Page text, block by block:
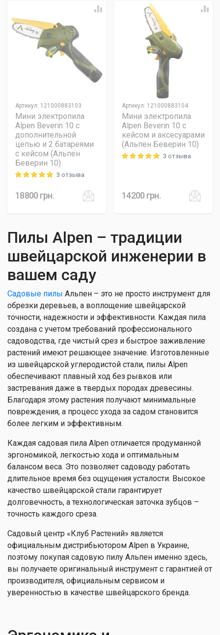
Артикул: 121000883103
Мини электропила
Alpen Beverin 10 с
дополнительной
цепью и 2 батареями
с кейсом (Альпен
Беверин 10)
Rating: 5 out of 53 отзыва
18800 грн.
Артикул: 121000883104
Мини электропила
Alpen Beverin 10 с
кейсом и аксесуарами
(Альпен Беверин 10)
Rating: 5 out of 53 отзыва
14200 грн.
Пилы Alpen – традиции
швейцарской инженерии в
вашем саду
Садовые пилы Альпен – это не просто инструмент для
обрезки деревьев, а воплощение швейцарской
точности, надежности и эффективности. Каждая пила
создана с учетом требований профессионального
садоводства, где чистый срез и быстрое заживление
растений имеют решающее значение. Изготовленные
из швейцарской углеродистой стали, пилы Alpen
обеспечивают плавный ход без рывков или
застревания даже в твердых породах древесины.
Благодаря этому растения получают минимальные
повреждения, а процесс ухода за садом становится
более легким и эффективным.
Каждая садовая пила Alpen отличается продуманной
эргономикой, легкостью хода и оптимальным
балансом веса. Это позволяет садоводу работать
длительное время без ощущения усталости. Высокое
качество швейцарской стали гарантирует
долговечность, а технологическая заточка зубцов –
точность каждого среза.
Садовый центр «Клуб Растений» является
официальным дистрибьютором Alpen в Украине,
поэтому покупая садовую пилу Альпен именно здесь,
вы получаете оригинальный инструмент с гарантией от
производителя, официальным сервисом и
уверенностью в качестве швейцарского бренда.